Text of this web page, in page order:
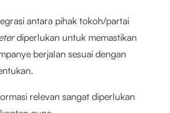
antara pihak tokoh/partai
diperlukan untuk memastikan
berjalan sesuai dengan
relevan sangat diperlukan